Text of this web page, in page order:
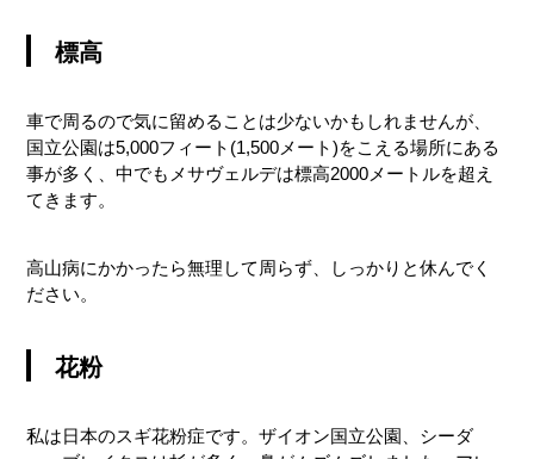
標高
車で周るので気に留めることは少ないかもしれませんが、
国立公園は5,000フィート(1,500メート)をこえる場所にある
事が多く、中でもメサヴェルデは標高2000メートルを超え
てきます。
高山病にかかったら無理して周らず、しっかりと休んでく
ださい。
花粉
私は日本のスギ花粉症です。ザイオン国立公園、シーダ